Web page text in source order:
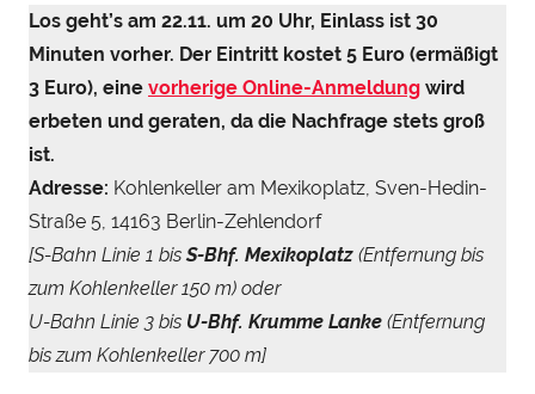
Los geht’s am 22.11. um 20 Uhr, Einlass ist 30
Minuten vorher. Der Eintritt kostet 5 Euro (ermäßigt
3 Euro), eine vorherige Online-Anmeldung wird
erbeten und geraten, da die Nachfrage stets groß
ist.
Adresse: Kohlenkeller am Mexikoplatz, Sven-Hedin-
Straße 5, 14163 Berlin-Zehlendorf
[S-Bahn Linie 1 bisS-Bhf. Mexikoplatz (Entfernung bis
zum Kohlenkeller 150 m) oder
U-Bahn Linie 3 bis U-Bhf. Krumme Lanke (Entfernung
bis zum Kohlenkeller 700 m]